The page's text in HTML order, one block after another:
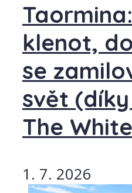
klenot,
se
svět
The
1. 7. 2026